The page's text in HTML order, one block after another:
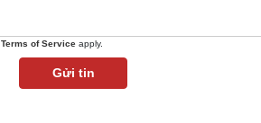
Terms of Service apply.
Gửi tin